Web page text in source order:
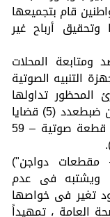
قام بتجميعها
وتحقيق أرباح غير
المحلات
التنبيه الصوتية
المحظور تداولها
بالأسواق.. فقد أسفرت الجهود عن ضبطعدد (5) قضايا
بمضبوطات بلغت (253 قطعة "18 قطعة صوتية – 59
مقطعات دواجن")
ويشتبه فى عدم
تغير فى خواصها
العامة ، تمهيداً